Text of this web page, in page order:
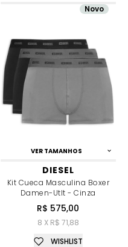
VER TAMANHOS
DIESEL
Kit Cueca Masculina Boxer
Damen-Utlt - Cinza
R$ 575,00
8 X R$ 71,88
Novo
WISHLIST